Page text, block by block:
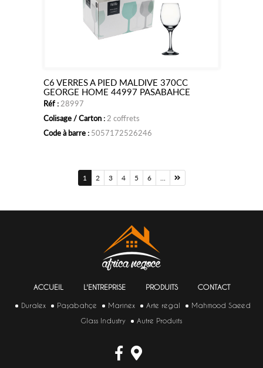
Ajouter
panier
C6 VERRES A PIED MALDIVE 370CC
GEORGE HOME 44997 PASABAHCE
Réf : 28997
Colisage / Carton : 2 coffrets
Code à barre : 5057172526246
1 2 3 4 5 6 ...
ACCUEIL L'ENTREPRISE PRODUITS CONTACT
Duralex Paşabahçe Marinex Arte regal
Mahmood Saeed
Glass Industry
Autre Produits